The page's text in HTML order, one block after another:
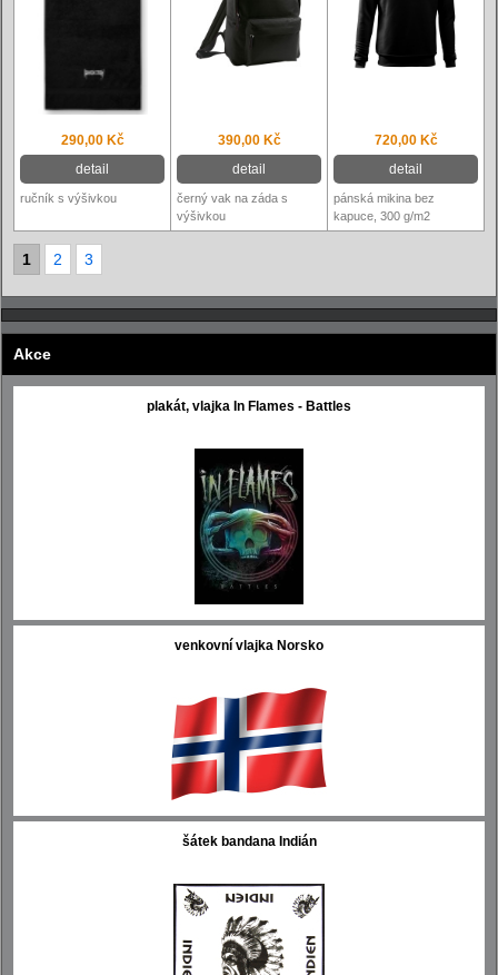
290,00 Kč
detail
390,00 Kč
detail
720,00 Kč
detail
ručník s výšivkou
černý vak na záda s
výšivkou
pánská mikina bez
kapuce, 300 g/m2
1 2 3
Akce
plakát, vlajka In Flames - Battles
venkovní vlajka Norsko
šátek bandana Indián